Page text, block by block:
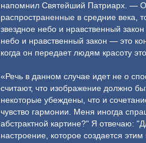
напомнил Святейший Патриарх. —
распространенные в средние века,
звездное небо и нравственный
небо и нравственный закон — это
когда он передает людям красоту
«Речь в данном случае идет не о
считают, что изображение должно
некоторые убеждены, что и
чувство гармонии. Меня иногда
абстрактной картине?" Я отвечаю:
настроение, которое создается этим